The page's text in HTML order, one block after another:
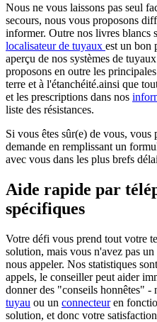
Nous ne vous laissons pas seul
secours, nous vous proposons
informer. Outre nos livres blancs
localisateur de tuyaux est un bon
aperçu de nos systèmes de
proposons en outre les
terre et à l'étanchéité.ainsi que
et les prescriptions dans nos
liste des résistances.
Si vous êtes sûr(e) de vous,
demande en remplissant un
avec vous dans les plus brefs
Aide rapide par
spécifiques
Votre défi vous prend tout votre
solution, mais vous n'avez pas
nous appeler. Nos statistiques
appels, le conseiller peut aider
donner des "conseils honnêtes" -
tuyau ou un connecteuren
solution, et donc votre